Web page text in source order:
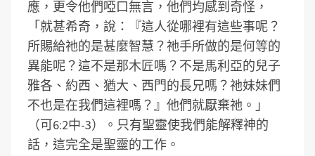
應，更令他們啞口無言，他們均感到奇怪，
「就甚希奇，說：『這人從哪裡有這些事呢？
所賜給祂的是甚麼智慧？祂手所做的是何等的
異能呢？這不是那木匠嗎？不是馬利亞的兒子
雅各、約西、猶大、西門的長兄嗎？祂妹妹們
不也是在我們這裡嗎？』他們就厭棄祂。」
（可6:2中-3）。只有聖靈使我們能解釋神的
話，這完全是聖靈的工作。